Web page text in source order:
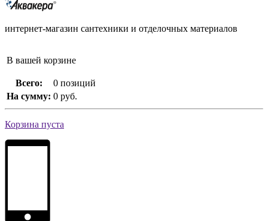
интернет-магазин сантехники и отделочных материалов
В вашей корзине
Всего:
0 позиций
На сумму: 0 руб.
Корзина пуста